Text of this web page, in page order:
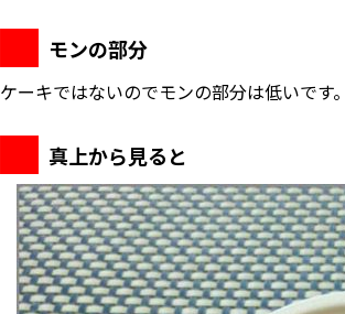
モンの部分
ケーキではないのでモンの部分は低いです
真上から見ると